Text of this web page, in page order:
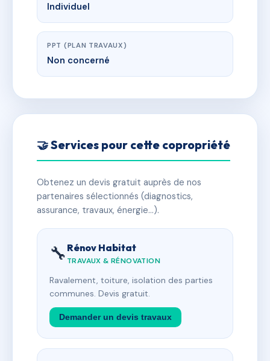
Individuel
PPT (PLAN TRAVAUX)
Non concerné
🤝 Services pour cette copropriété
Obtenez un devis gratuit auprès de nos
partenaires sélectionnés (diagnostics,
assurance, travaux, énergie…).
🔧 Rénov Habitat
TRAVAUX & RÉNOVATION
Ravalement, toiture, isolation des parties
communes. Devis gratuit.
Demander un devis travaux